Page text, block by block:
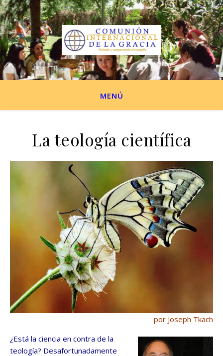
MENÚ
La teología científica
por Joseph Tkach
¿Está la ciencia en contra de la
teología? Desafortunadamente